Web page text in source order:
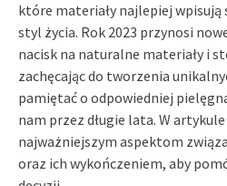
które materiały najlepiej wpisują
styl życia. Rok 2023 przynosi
nacisk na naturalne materiały i
zachęcając do tworzenia
pamiętać o odpowiedniej
nam przez długie lata. W
najważniejszym aspektom
oraz ich wykończeniem, aby